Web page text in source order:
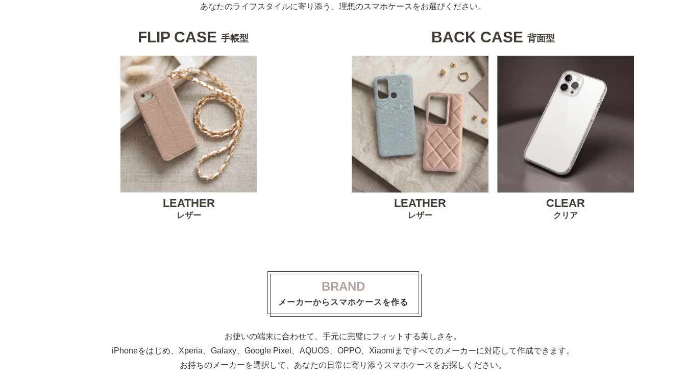
あなたのライフスタイルに寄り添う、理想のスマホケースをお選びください。
FLIP CASE 手帳型
LEATHER
レザー
BACK CASE 背面型
LEATHER
レザー
CLEAR
クリア
BRAND
メーカーからスマホケースを作る
お使いの端末に合わせて、手元に完璧にフィットする美しさを。
iPhoneをはじめ、Xperia、Galaxy、Google Pixel、AQUOS、OPPO、Xiaomiまですべてのメーカーに対応して作成できます。
お持ちのメーカーを選択して、あなたの日常に寄り添うスマホケースをお探しください。